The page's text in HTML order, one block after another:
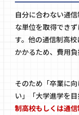
自分に合わない通
な単位を取得でき
す。他の通信制高
かかるため、費用負
そのため「卒業に
い」「大学進学を目
制高校もしくは通